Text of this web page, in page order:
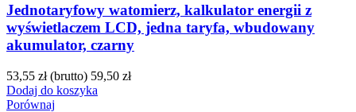
Jednotaryfowy watomierz, kalkulator energii z
wyświetlaczem LCD, jedna taryfa, wbudowany
akumulator, czarny
53,55 zł (brutto) 59,50 zł
Dodaj do koszyka
Porównaj